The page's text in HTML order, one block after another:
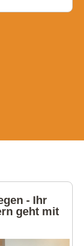
- Ihr
geht mit